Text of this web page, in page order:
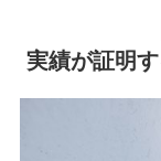
実績が証明